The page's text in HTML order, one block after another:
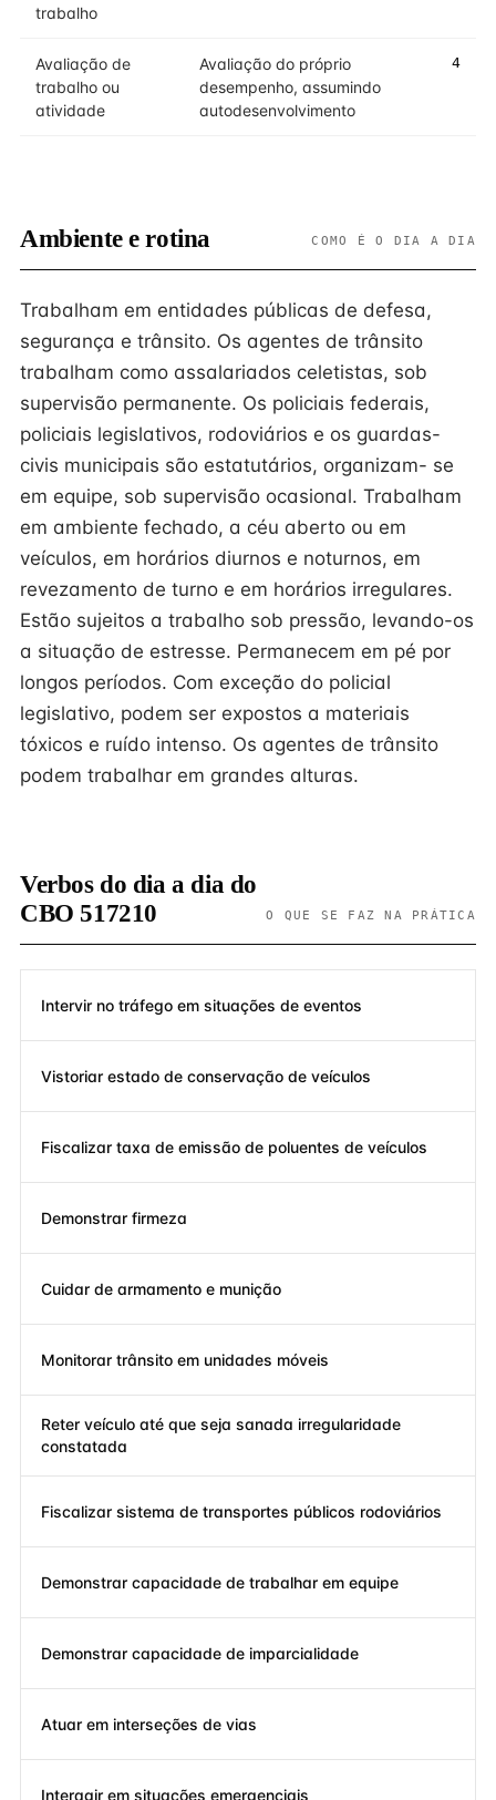
trabalho
Avaliação de
trabalho ou
atividade
Avaliação do próprio
desempenho, assumindo
autodesenvolvimento
4
Ambiente e rotina COMO É O DIA A DIA
Trabalham em entidades públicas de defesa,
segurança e trânsito. Os agentes de trânsito
trabalham como assalariados celetistas, sob
supervisão permanente. Os policiais federais,
policiais legislativos, rodoviários e os guardas-
civis municipais são estatutários, organizam- se
em equipe, sob supervisão ocasional. Trabalham
em ambiente fechado, a céu aberto ou em
veículos, em horários diurnos e noturnos, em
revezamento de turno e em horários irregulares.
Estão sujeitos a trabalho sob pressão, levando-os
a situação de estresse. Permanecem em pé por
longos períodos. Com exceção do policial
legislativo, podem ser expostos a materiais
tóxicos e ruído intenso. Os agentes de trânsito
podem trabalhar em grandes alturas.
Verbos do dia a dia do
CBO 517210
O QUE SE FAZ NA PRÁTICA
Intervir no tráfego em situações de eventos
Vistoriar estado de conservação de veículos
Fiscalizar taxa de emissão de poluentes de veículos
Demonstrar firmeza
Cuidar de armamento e munição
Monitorar trânsito em unidades móveis
Reter veículo até que seja sanada irregularidade
constatada
Fiscalizar sistema de transportes públicos rodoviários
Demonstrar capacidade de trabalhar em equipe
Demonstrar capacidade de imparcialidade
Atuar em interseções de vias
Interagir em situações emergenciais